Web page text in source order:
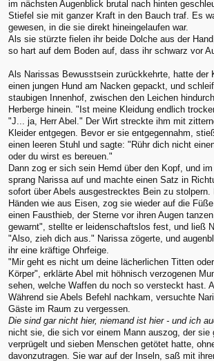
im nächsten Augenblick brutal nach hinten
Stiefel sie mit ganzer Kraft in den Bauch traf. Es
gewesen, in die sie direkt hineingelaufen war.
Als sie stürzte fielen ihr beide Dolche aus der
so hart auf dem Boden auf, dass ihr schwarz vor
Als Narissas Bewusstsein zurückkehrte, hatte der
einen jungen Hund am Nacken gepackt, und
staubigen Innenhof, zwischen den Leichen
Herberge hinein. "Ist meine Kleidung endlich
"J... ja, Herr Abel." Der Wirt streckte ihm mit
Kleider entgegen. Bevor er sie entgegennahm,
einen leeren Stuhl und sagte: "Rühr dich nicht
oder du wirst es bereuen."
Dann zog er sich sein Hemd über den Kopf, und
sprang Narissa auf und machte einen Satz in
sofort über Abels ausgestrecktes Bein zu
Händen wie aus Eisen, zog sie wieder auf die
einen Fausthieb, der Sterne vor ihren Augen
gewarnt", stellte er leidenschaftslos fest, und ließ
"Also, zieh dich aus." Narissa zögerte, und
ihr eine kräftige Ohrfeige.
"Mir geht es nicht um deine lächerlichen Titten
Körper", erklärte Abel mit höhnisch verzogenen
sehen, welche Waffen du noch so versteckt hast.
Während sie Abels Befehl nachkam, versuchte
Gäste im Raum zu vergessen.
Die sind gar nicht hier, niemand ist hier - und ich
nicht sie, die sich vor einem Mann auszog, der sie
verprügelt und sieben Menschen getötet hatte,
davonzutragen. Sie war auf der Inseln, saß mit